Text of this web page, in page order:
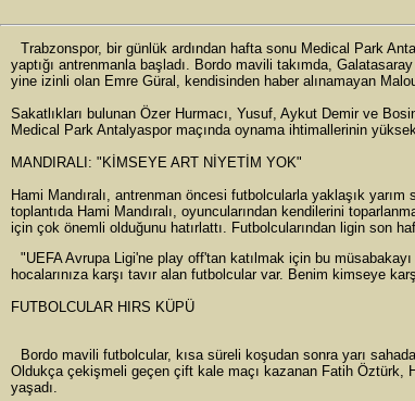
Trabzonspor, bir günlük ardından hafta sonu Medical Park
yaptığı antrenmanla başladı. Bordo mavili takımda,
yine izinli olan Emre Güral, kendisinden haber alınamayan
Sakatlıkları bulunan Özer Hurmacı, Yusuf, Aykut Demir ve
Medical Park Antalyaspor maçında oynama ihtimallerinin
MANDIRALI: "KİMSEYE ART NİYETİM YOK"
Hami Mandıralı, antrenman öncesi futbolcularla yaklaşık yarım
toplantıda Hami Mandıralı, oyuncularından kendilerini
için çok önemli olduğunu hatırlattı. Futbolcularından ligin son
"UEFA Avrupa Ligi'ne play off'tan katılmak için bu
hocalarınıza karşı tavır alan futbolcular var. Benim kimseye
FUTBOLCULAR HIRS KÜPÜ
Bordo mavili futbolcular, kısa süreli koşudan sonra yarı
Oldukça çekişmeli geçen çift kale maçı kazanan Fatih Öztürk,
yaşadı.